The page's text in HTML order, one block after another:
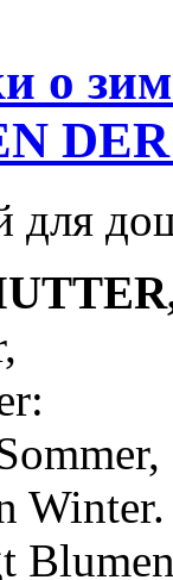
о
для
Winter.